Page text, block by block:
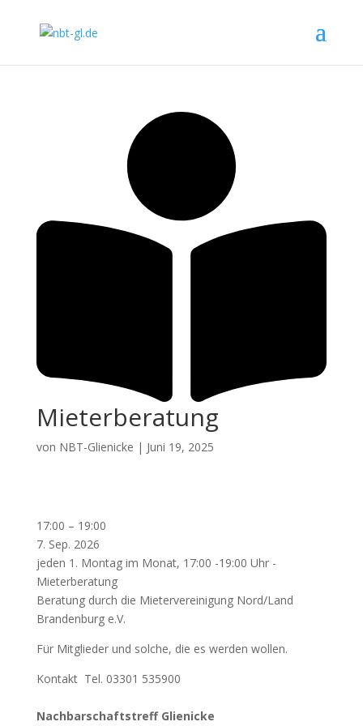
Mieterberatung
von NBT-Glienicke | Juni 19, 2025
Mieterberatung
17:00 – 19:00
7. Sep. 2026
jeden 1. Montag im Monat, 17:00 -19:00 Uhr -
Mieterberatung
Beratung durch die Mietervereinigung Nord/Land
Brandenburg e.V.
Für Mitglieder und solche, die es werden wollen.
Kontakt Tel. 03301 535900
Nachbarschaftstreff Glienicke